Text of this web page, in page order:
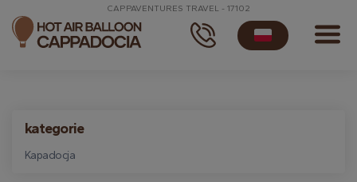
CAPPAVENTURES TRAVEL - 17102
kategorie
Kapadocja